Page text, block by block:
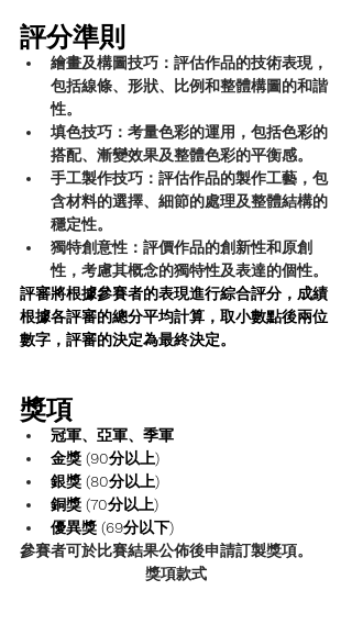
評分準則
繪畫及構圖技巧 ：評估作品的技術表現，
包括線條、形狀、比例和整體構圖的和諧
性。
填色技巧 ：考量色彩的運用，包括色彩的
搭配、漸變效果及整體色彩的平衡感。
手工製作技巧 ：評估作品的製作工藝，包
含材料的選擇、細節的處理及整體結構的
穩定性。
獨特創意性 ：評價作品的創新性和原創
性，考慮其概念的獨特性及表達的個性。
評審將根據參賽者的表現進行綜合評分，成績
根據各評審的總分平均計算，取小數點後兩位
數字，評審的決定為最終決定。
獎項
冠軍、亞軍、季軍
金獎 (90分以上)
銀獎 (80分以上)
銅獎 (70分以上)
優異獎 (69分以下)
參賽者可於比賽結果公佈後申請訂製獎項。
獎項款式